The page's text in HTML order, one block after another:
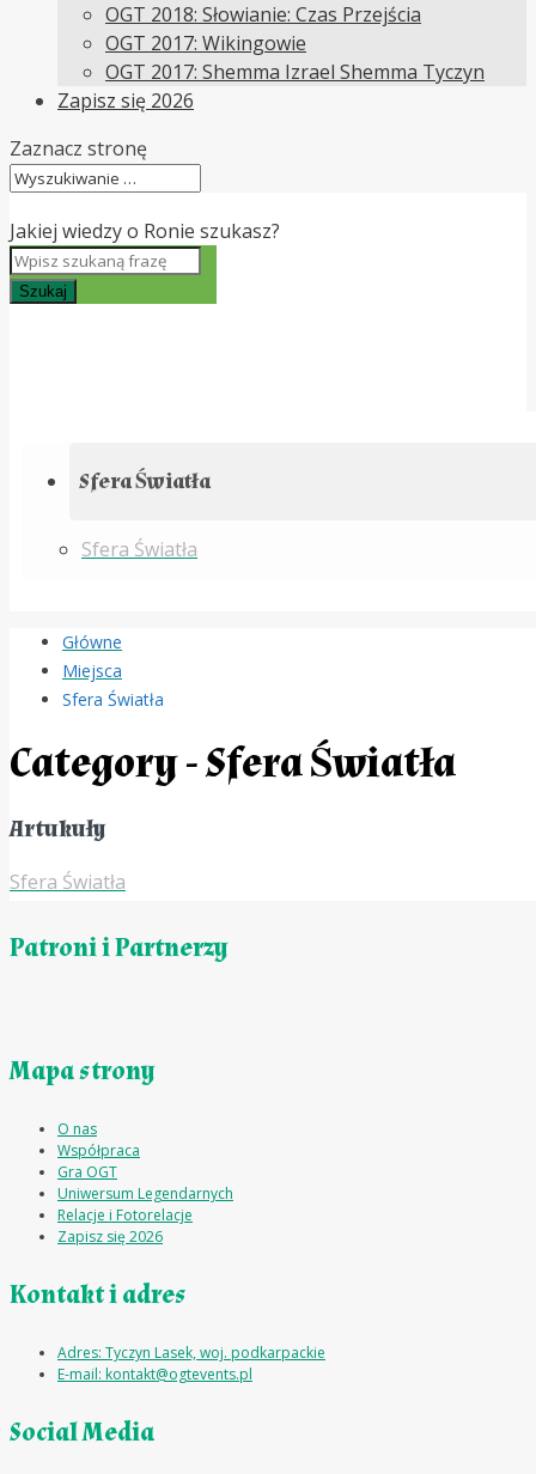
OGT 2018: Słowianie: Czas Przejścia
OGT 2017: Wikingowie
OGT 2017: Shemma Izrael Shemma Tyczyn
Zapisz się 2026
Zaznacz stronę
Jakiej wiedzy o Ronie szukasz?
Szukaj
Sfera Światła
Sfera Światła
Główne
Miejsca
Sfera Światła
Category - Sfera Światła
Artukuły
Sfera Światła
Patroni i Partnerzy
Mapa strony
O nas
Współpraca
Gra OGT
Uniwersum Legendarnych
Relacje i Fotorelacje
Zapisz się 2026
Kontakt i adres
Adres: Tyczyn Lasek, woj. podkarpackie
E-mail: kontakt@ogtevents.pl
Social Media